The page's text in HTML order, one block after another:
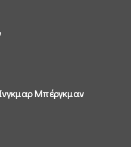
Μπέργκμαν